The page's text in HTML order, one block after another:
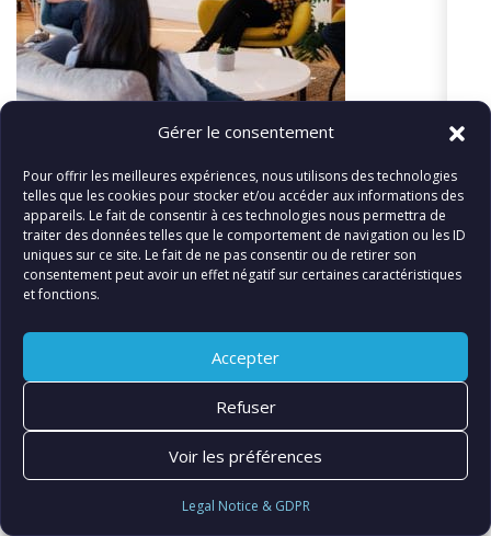
Gérer le consentement
Pour offrir les meilleures expériences, nous utilisons des technologies
telles que les cookies pour stocker et/ou accéder aux informations des
appareils. Le fait de consentir à ces technologies nous permettra de
traiter des données telles que le comportement de navigation ou les ID
uniques sur ce site. Le fait de ne pas consentir ou de retirer son
consentement peut avoir un effet négatif sur certaines caractéristiques
et fonctions.
Accepter
Refuser
Voir les préférences
Legal Notice & GDPR
«Lëtzebuergesch – After Lunch Deal
© FIATLUX INTERNATIONAL SARL